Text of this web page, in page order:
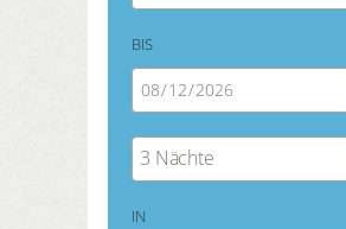
BIS
3 Nächte
IN